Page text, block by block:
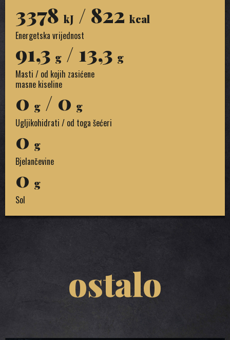
3378 kJ / 822 kcal
Energetska vrijednost
91,3 g / 13,3 g
Masti / od kojih zasićene
masne kiseline
0 g / 0 g
Ugljikohidrati / od toga šećeri
0 g
Bjelančevine
0 g
Sol
ostalo